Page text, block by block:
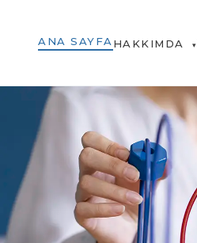
ANA SAYFA HAKKIMDA ▾